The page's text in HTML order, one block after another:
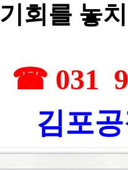
기회를 놓
☎ 031
김포